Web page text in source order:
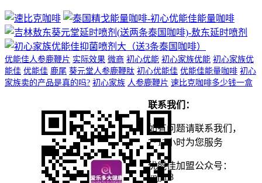
优能佳人参鹿鞭片 实际效果 微商 初心优能 初心家族优能 初心家族优
能佳 优能佳 鹿尾 葵元堂人参鹿鞭肽 初心优能佳 优能佳能量咖啡 初心
家族卖的产品是真的吗? 初心家族 人参鹿鞭片 速比克咖啡多少钱一盒
联系我们：
如有问题请联系我们，
7*12小时为您服务
优能佳加盟公众号：
ynjjm8